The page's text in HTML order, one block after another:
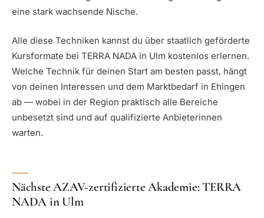
eine stark wachsende Nische.
Alle diese Techniken kannst du über staatlich geförderte
Kursformate bei TERRA NADA in Ulm kostenlos erlernen.
Welche Technik für deinen Start am besten passt, hängt
von deinen Interessen und dem Marktbedarf in Ehingen
ab — wobei in der Region praktisch alle Bereiche
unbesetzt sind und auf qualifizierte Anbieterinnen
warten.
Nächste AZAV-zertifizierte Akademie: TERRA
NADA in Ulm